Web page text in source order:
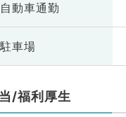
自動車通勤
駐車場
/福利厚生